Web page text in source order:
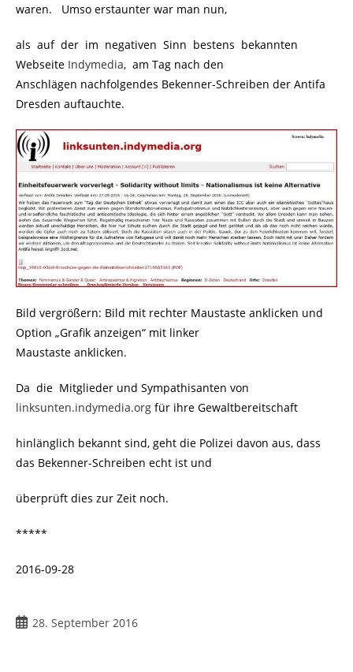
waren. Umso erstaunter war man nun,
als auf der im negativen Sinn bestens bekannten
Webseite Indymedia, am Tag nach den
Anschlägen nachfolgendes Bekenner-Schreiben der Antifa
Dresden auftauchte.
Bild vergrößern: Bild mit rechter Maustaste anklicken und
Option „Grafik anzeigen“ mit linker
Maustaste anklicken.
Da die Mitglieder und Sympathisanten von
linksunten.indymedia.org für ihre Gewaltbereitschaft
hinlänglich bekannt sind, geht die Polizei davon aus, dass
das Bekenner-Schreiben echt ist und
überprüft dies zur Zeit noch.
*****
2016-09-28
28. September 2016